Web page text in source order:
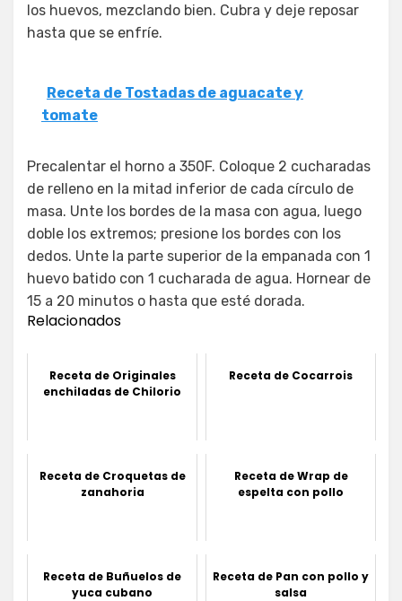
los huevos, mezclando bien. Cubra y deje reposar
hasta que se enfríe.
Receta de Tostadas de aguacate y
tomate
Precalentar el horno a 350F. Coloque 2 cucharadas
de relleno en la mitad inferior de cada círculo de
masa. Unte los bordes de la masa con agua, luego
doble los extremos; presione los bordes con los
dedos. Unte la parte superior de la empanada con 1
huevo batido con 1 cucharada de agua. Hornear de
15 a 20 minutos o hasta que esté dorada.
Relacionados
Receta de Originales
enchiladas de Chilorio
Receta de Cocarrois
Receta de Croquetas de
zanahoria
Receta de Wrap de
espelta con pollo
Receta de Buñuelos de
yuca cubano
Receta de Pan con pollo y
salsa